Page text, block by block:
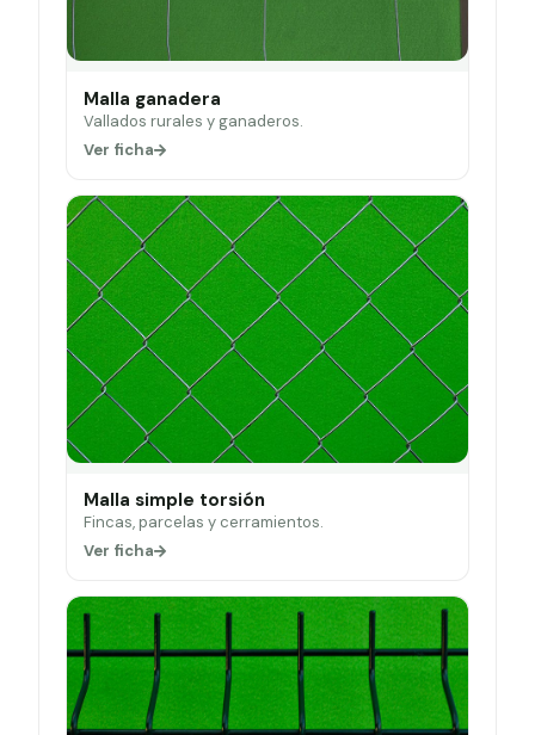
Malla ganadera
Vallados rurales y ganaderos.
Ver ficha
Malla simple torsión
Fincas, parcelas y cerramientos.
Ver ficha